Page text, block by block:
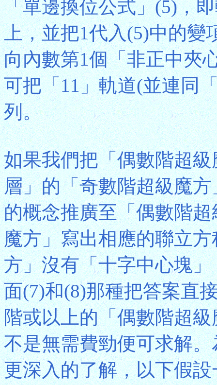
「單邊換位公式」(5)，
上，並把1代入(5)中的變
向內數第1個「非正中夾
可把「11」軌道(並連同
列。
如果我們把「偶數階超
層」的「奇數階超級魔
的概念推廣至「偶數階
魔方」寫出相應的聯立
方」沒有「十字中心塊
面(7)和(8)那種把答案直
階或以上的「偶數階超
不是無需費勁便可求解
更深入的了解，以下假